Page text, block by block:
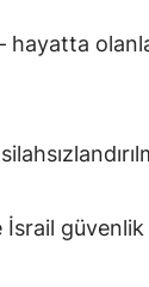
hayatta
İsrail